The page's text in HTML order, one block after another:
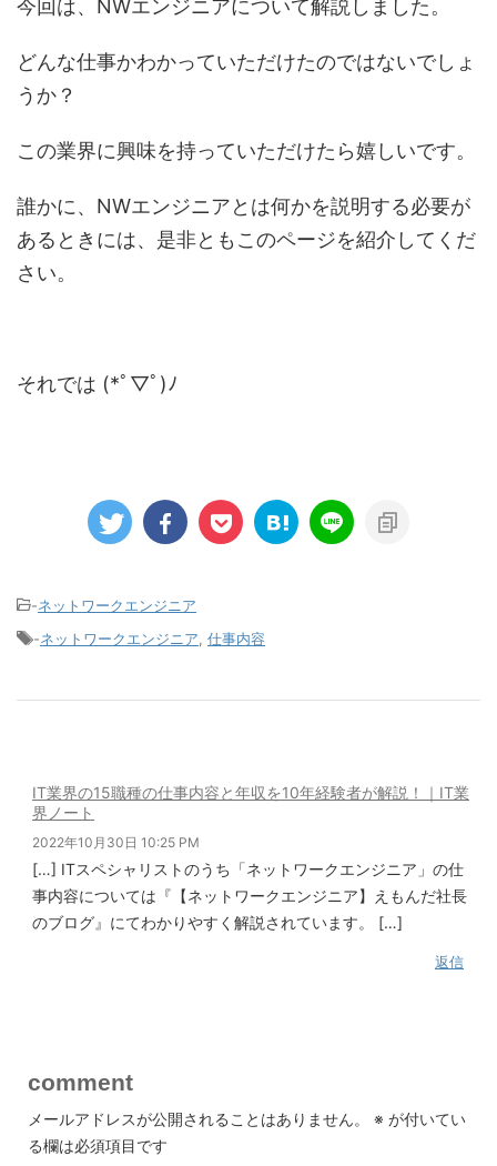
今回は、NWエンジニアについて解説しました。
どんな仕事かわかっていただけたのではないでしょ
うか？
この業界に興味を持っていただけたら嬉しいです。
誰かに、NWエンジニアとは何かを説明する必要が
あるときには、是非ともこのページを紹介してくだ
さい。
それでは (*ﾟ▽ﾟ)ﾉ
-ネットワークエンジニア
-ネットワークエンジニア 仕事内容
IT業界の15職種の仕事内容と年収を10年経験者が解説！｜IT業
界ノート
2022年10月30日 10:25 PM
[…] ITスペシャリストのうち「ネットワークエンジニア」の仕
事内容については『【ネットワークエンジニア】えもんだ社長
のブログ』にてわかりやすく解説されています。 […]
返信
comment
メールアドレスが公開されることはありません。 ※ が付いてい
る欄は必須項目です